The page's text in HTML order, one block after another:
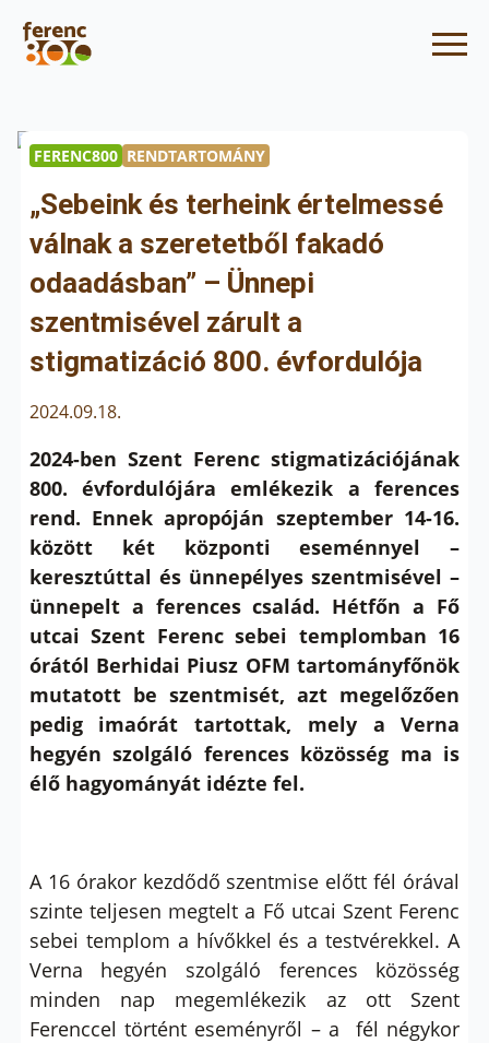
FERENC800 RENDTARTOMÁNY
„Sebeink és terheink értelmessé
válnak a szeretetből fakadó
odaadásban” – Ünnepi
szentmisével zárult a
stigmatizáció 800. évfordulója
2024.09.18.
2024-ben Szent Ferenc stigmatizációjának
800. évfordulójára emlékezik a ferences
rend. Ennek apropóján szeptember 14-16.
között két központi eseménnyel –
keresztúttal és ünnepélyes szentmisével –
ünnepelt a ferences család. Hétfőn a Fő
utcai Szent Ferenc sebei templomban 16
órától Berhidai Piusz OFM tartományfőnök
mutatott be szentmisét, azt megelőzően
pedig imaórát tartottak, mely a Verna
hegyén szolgáló ferences közösség ma is
élő hagyományát idézte fel.
A 16 órakor kezdődő szentmise előtt fél órával
szinte teljesen megtelt a Fő utcai Szent Ferenc
sebei templom a hívőkkel és a testvérekkel. A
Verna hegyén szolgáló ferences közösség
minden nap megemlékezik az ott Szent
Ferenccel történt eseményről – a fél négykor